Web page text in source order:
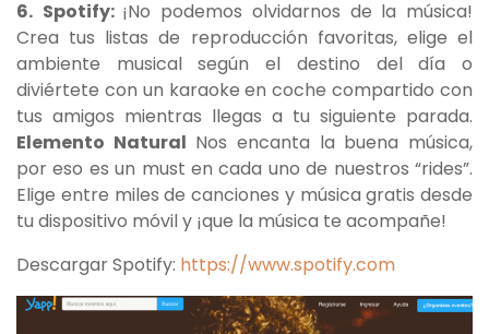
6. Spotify: ¡No podemos olvidarnos de la música!
Crea tus listas de reproducción favoritas, elige el
ambiente musical según el destino del día o
diviértete con un karaoke en coche compartido con
tus amigos mientras llegas a tu siguiente parada.
Elemento Natural Nos encanta la buena música,
por eso es un must en cada uno de nuestros “rides”.
Elige entre miles de canciones y música gratis desde
tu dispositivo móvil y ¡que la música te acompañe!
Descargar Spotify: https://www.spotify.com